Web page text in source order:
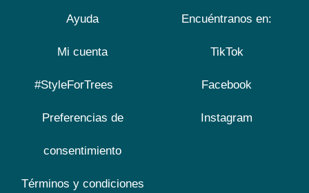
Ayuda
Mi cuenta
#StyleForTrees
Preferencias de
consentimiento
Términos y condiciones
Encuéntranos en:
TikTok
Facebook
Instagram